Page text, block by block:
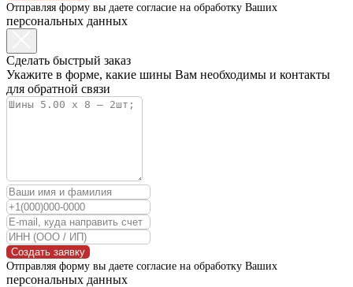
Отправляя форму вы даете согласие на обработку Ваших
персональных данных
Сделать быстрый заказ
Укажите в форме, какие шины Вам необходимы и контакты
для обратной связи
Создать заявку
Отправляя форму вы даете согласие на обработку Ваших
персональных данных